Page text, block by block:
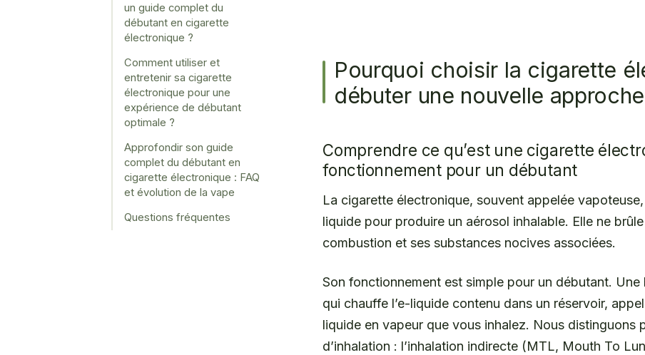
un guide complet du
débutant en cigarette
électronique ?
Comment utiliser et
entretenir sa cigarette
électronique pour une
expérience de débutant
optimale ?
Approfondir son guide
complet du débutant en
cigarette électronique : FAQ
et évolution de la vape
Questions fréquentes
Pourquoi choisir la cigarette
débuter une nouvelle
Comprendre ce qu’est une cigarette
fonctionnement pour un débutant
La cigarette électronique, souvent appelée
liquide pour produire un aérosol inhalable. Elle ne
combustion et ses substances nocives associées.
Son fonctionnement est simple pour un débutant.
qui chauffe l’e-liquide contenu dans un réservoir,
liquide en vapeur que vous inhalez. Nous distinguons
d’inhalation : l’inhalation indirecte (MTL, Mouth To